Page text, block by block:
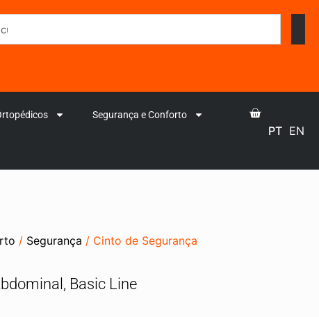
Segurança e Conforto
PT EN
/ Segurança / Cinto de Segurança
Basic Line